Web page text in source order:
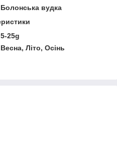
Болонська вудка
5-25g
Весна, Літо, Осінь